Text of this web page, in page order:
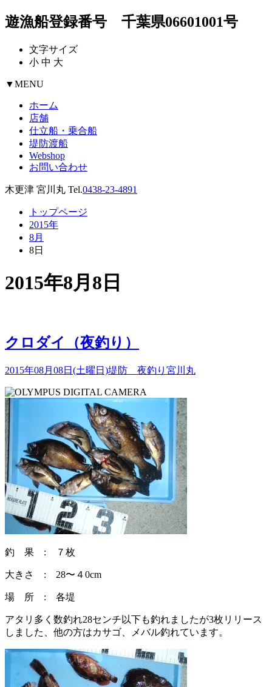
遊漁船登録番号 千葉県06601001号
文字サイズ
小 中 大
▼MENU
ホーム
店舗
仕立船・乗合船
堤防渡船
Webshop
お問い合わせ
木更津 宮川丸 Tel.0438-23-4891
トップページ
2015年
8月
8日
2015年8月8日
クロダイ（夜釣り）
2015年08月08日(土曜日)堤防 夜釣り 宮川丸
釣 果 : ７枚
大きさ : 28〜４0cm
場 所 : 各堤
アタリ多く数釣れ28センチ以下も釣れましたが3枚リリース
しました、他の方はカサゴ、メバル釣れています。